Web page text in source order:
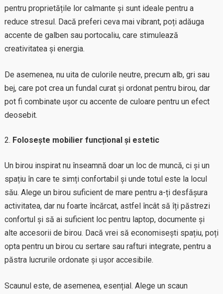
pentru proprietățile lor calmante și sunt ideale pentru a
reduce stresul. Dacă preferi ceva mai vibrant, poți adăuga
accente de galben sau portocaliu, care stimulează
creativitatea și energia.
De asemenea, nu uita de culorile neutre, precum alb, gri sau
bej, care pot crea un fundal curat și ordonat pentru birou, dar
pot fi combinate ușor cu accente de culoare pentru un efect
deosebit.
Folosește mobilier funcțional și estetic
Un birou inspirat nu înseamnă doar un loc de muncă, ci și un
spațiu în care te simți confortabil și unde totul este la locul
său. Alege un birou suficient de mare pentru a-ți desfășura
activitatea, dar nu foarte încărcat, astfel încât să îți păstrezi
confortul și să ai suficient loc pentru laptop, documente și
alte accesorii de birou. Dacă vrei să economisești spațiu, poți
opta pentru un birou cu sertare sau rafturi integrate, pentru a
păstra lucrurile ordonate și ușor accesibile.
Scaunul este, de asemenea, esențial. Alege un scaun